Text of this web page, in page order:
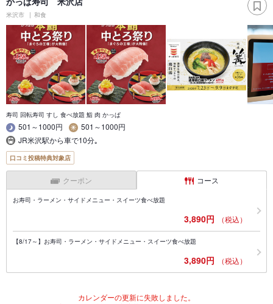
米沢市 和食
寿司 回転寿司 すし 食べ放題 鮨 肉 かっぱ
501～1000円
501～1000円
JR米沢駅から車で10分｡
口コミ投稿特典対象店
クーポン コース
お寿司・ラーメン・サイドメニュー・スイーツ食べ放題
3,890円 （税込）
【8/17～】お寿司・ラーメン・サイドメニュー・スイーツ食べ放題
3,890円 （税込）
カレンダーの更新に失敗しました。